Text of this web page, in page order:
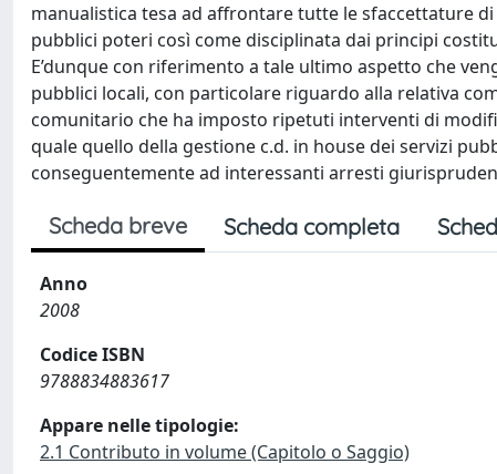
manualistica tesa ad affrontare tutte le sfaccettature di
pubblici poteri così come disciplinata dai principi
E’dunque con riferimento a tale ultimo aspetto che
pubblici locali, con particolare riguardo alla relativa
comunitario che ha imposto ripetuti interventi di
quale quello della gestione c.d. in house dei servizi
conseguentemente ad interessanti arresti
Scheda breve Scheda completa
Anno
2008
Codice ISBN
9788834883617
Appare nelle tipologie:
2.1 Contributo in volume (Capitolo o Saggio)